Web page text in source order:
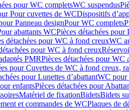
pour WC completsWC suspendus
Pour cuvettes de WCDispositifs
Panneau designPour WC complets
abattants WCPièces détachées pour
détachées pour WC à fond creuxWC
pour WC à fond creux
PMRPièces détachées pour WC
pour Cuvettes de WC à fond creux,
pour Lunettes d’abattantWC pour
enfantsPièces détachées pour
Matériel de fixationBidetsBidets
et commandes de WCPlaques de